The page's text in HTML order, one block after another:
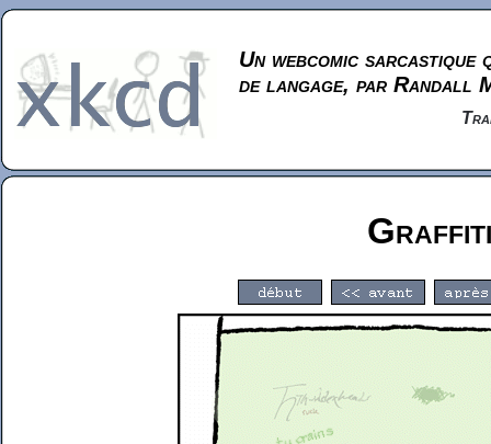
Un webcomic sarcastique
de langage, par Randall
Graffiti